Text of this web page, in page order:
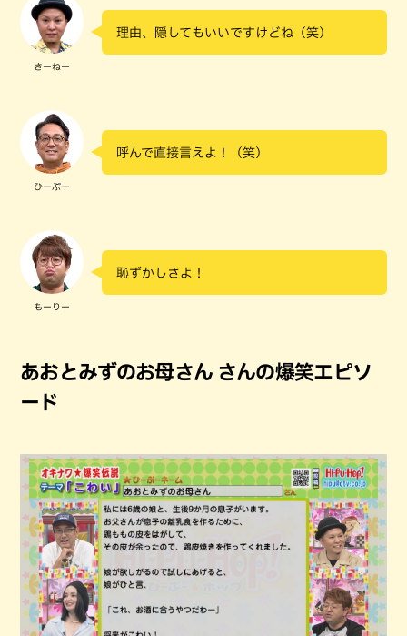
さーねー
理由、隠してもいいですけどね（笑）
ひーぷー
呼んで直接言えよ！（笑）
もーりー
恥ずかしさよ！
あおとみずのお母さん さんの爆笑エピソ
ード